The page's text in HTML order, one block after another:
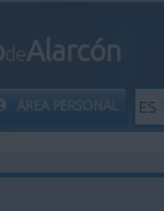
deAlarcón
ÁREA PERSONAL ES